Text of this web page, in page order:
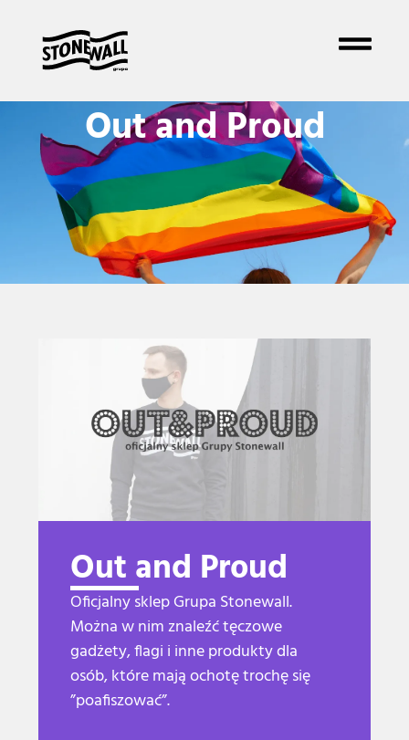
Out and Proud
Out and Proud
Oficjalny sklep Grupa Stonewall.
Można w nim znaleźć tęczowe
gadżety, flagi i inne produkty dla
osób, które mają ochotę trochę się
”poafiszować”.